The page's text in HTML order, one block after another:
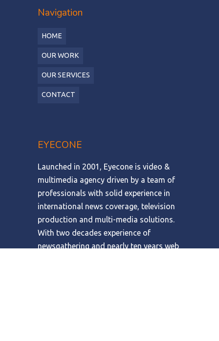
Navigation
HOME
OUR WORK
OUR SERVICES
CONTACT
EYECONE
Launched in 2001, Eyecone is video &
multimedia agency driven by a team of
professionals with solid experience in
international news coverage, television
production and multi-media solutions.
With two decades experience of
newsgathering and nearly ten years web